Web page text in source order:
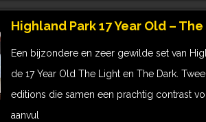
Highland Park 17 Year Old –
Een bijzondere en zeer gewilde set van
de 17 Year Old The Light en The Dark.
editions die samen een prachtig contrast
aanvul